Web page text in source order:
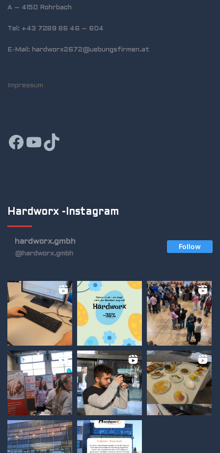
A – 4150 Rohrbach
Tel: +43 7289 86 46 – 604
E-Mail: hardworx2672@uebungsfirmen.at
Impressum
Facebook
YouTube
TikTok
Hardworx -Instagram
hardworx.gmbh
@hardworx.gmbh
Follow